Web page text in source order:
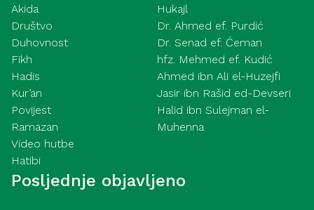
Akida
Društvo
Duhovnost
Fikh
Hadis
Kur’an
Povijest
Ramazan
Video hutbe
Hatibi
Hukajl
Dr. Ahmed ef. Purdić
Dr. Senad ef. Ćeman
hfz. Mehmed ef. Kudić
Ahmed ibn Ali el-Huzejfi
Jasir ibn Rašid ed-Devseri
Halid ibn Sulejman el-
Muhenna
Posljednje objavljeno